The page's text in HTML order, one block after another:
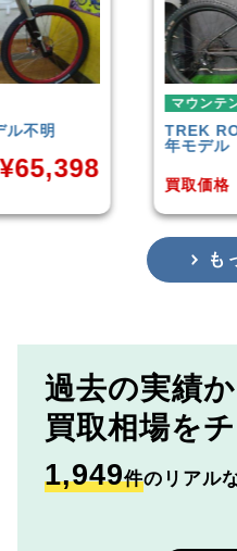
マウンテンバイク
TREK
ROSCOE7
¥
も
過去の実績
買取相場を
1,949件のリアル